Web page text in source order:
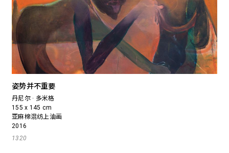
姿势并不重要
丹尼尔 · 多米格
155 x 145 cm
亚麻棉混纺上油画
2016
1320